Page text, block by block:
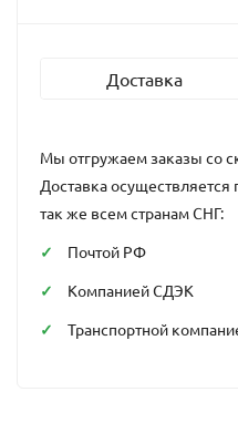
Доставка
Мы отгружаем заказы со
Доставка
так же всем странам СНГ:
Почтой РФ
Компанией СДЭК
Транспортной